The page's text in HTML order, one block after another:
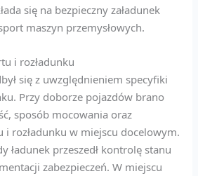
się na bezpieczny załadunek
maszyn przemysłowych.
i rozładunku
się z uwzględnieniem specyfiki
Przy doborze pojazdów brano
sposób mocowania oraz
i rozładunku w miejscu docelowym.
ładunek przeszedł kontrolę stanu
zabezpieczeń. W miejscu